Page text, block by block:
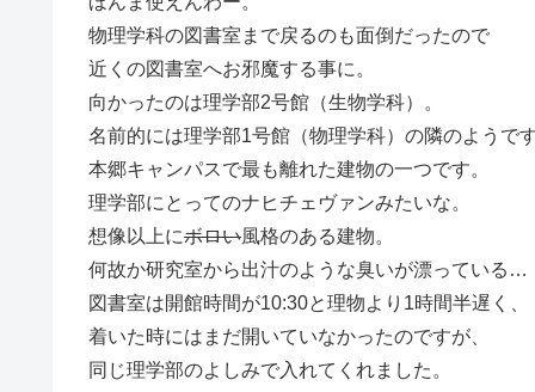
物理学科の図書室まで戻るのも面倒だったので
近くの図書室へお邪魔する事に。
向かったのは理学部2号館（生物学科）。
名前的には理学部1号館（物理学科）の隣のようで
本郷キャンパスで最も離れた建物の一つです。
理学部にとってのナヒチェヴァンみたいな。
想像以上にボロい風格のある建物。
何故か研究室から出汁のような臭いが漂っている…
図書室は開館時間が10:30と理物より1時間半遅く、
着いた時にはまだ開いていなかったのですが、
同じ理学部のよしみで入れてくれました。